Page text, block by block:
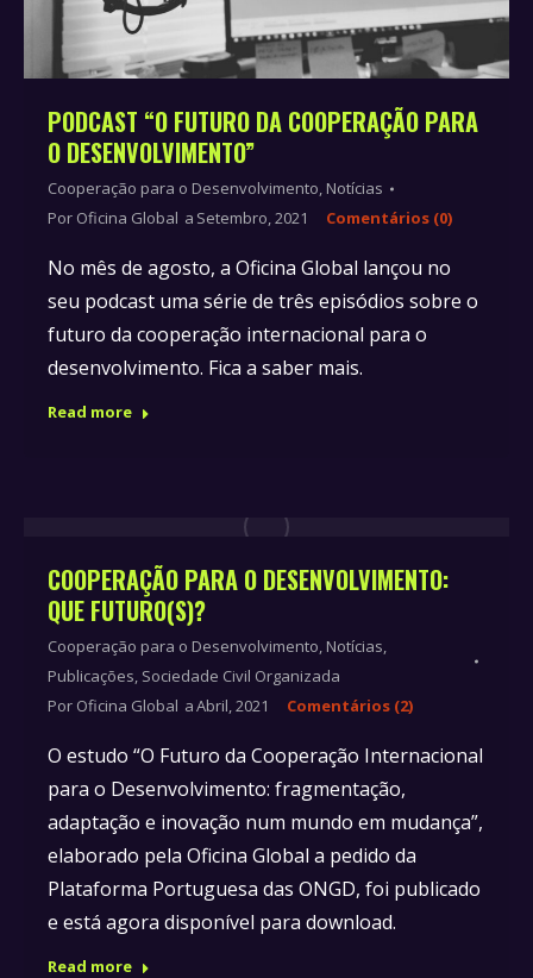
PODCAST “O FUTURO DA COOPERAÇÃO PARA
O DESENVOLVIMENTO”
Cooperação para o Desenvolvimento, Notícias
Por Oficina Global Setembro, 2021 Comentários (0)
No mês de agosto, a Oficina Global lançou no
seu podcast uma série de três episódios sobre o
futuro da cooperação internacional para o
desenvolvimento. Fica a saber mais.
Read more
COOPERAÇÃO PARA O DESENVOLVIMENTO:
QUE FUTURO(S)?
Cooperação para o Desenvolvimento, Notícias,
Publicações, Sociedade Civil Organizada
Por Oficina Global Abril, 2021 Comentários (2)
O estudo “O Futuro da Cooperação Internacional
para o Desenvolvimento: fragmentação,
adaptação e inovação num mundo em mudança”,
elaborado pela Oficina Global a pedido da
Plataforma Portuguesa das ONGD, foi publicado
e está agora disponível para download.
Read more